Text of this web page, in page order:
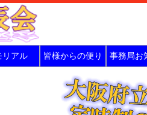
リアル 皆様からの便り 事務局お